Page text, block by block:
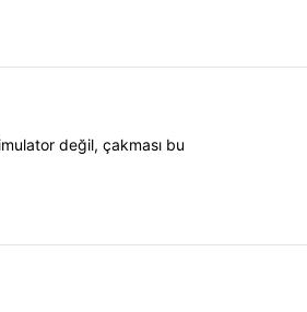
değil, çakması bu